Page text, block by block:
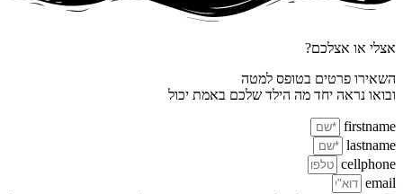
אצלי או אצלכם?
השאירו פרטים בטופס למטה
ובואו נראה יחד מה הילד שלכם באמת יכול
firstname
lastname
cellphone
email